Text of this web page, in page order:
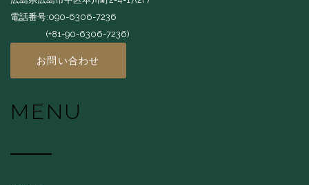
電話番号:090-6306-7236
(+81-90-6306-7236)
お問い合わせ
MENU